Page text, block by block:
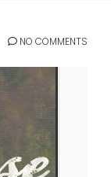
NO COMMENTS